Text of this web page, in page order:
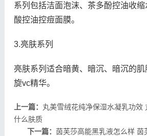
系列包括洁面泡沫、茶多酚控油收
酸控油控痘面膜。
3.亮肤系列
亮肤系列适合暗黄、暗沉、暗沉的
旋vc精华。
上一篇： 丸美雪绒花纯净保湿水凝乳功效
什么肤质
下一篇：茵芙莎高能黑乳液怎么样 茵